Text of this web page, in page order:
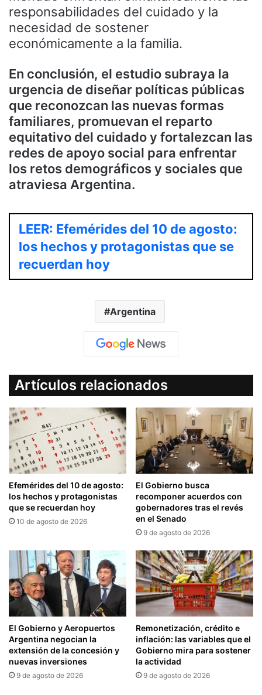
responsabilidades del cuidado y la
necesidad de sostener
económicamente a la familia.
En conclusión, el estudio subraya la
urgencia de diseñar políticas públicas
que reconozcan las nuevas formas
familiares, promuevan el reparto
equitativo del cuidado y fortalezcan las
redes de apoyo social para enfrentar
los retos demográficos y sociales que
atraviesa Argentina.
LEER: Efemérides del 10 de agosto:
los hechos y protagonistas que se
recuerdan hoy
Argentina
Artículos relacionados
Efemérides del 10 de agosto:
los hechos y protagonistas
que se recuerdan hoy
10 de agosto de 2026
El Gobierno busca
recomponer acuerdos con
gobernadores tras el revés
en el Senado
9 de agosto de 2026
El Gobierno y Aeropuertos
Argentina negocian la
extensión de la concesión y
nuevas inversiones
9 de agosto de 2026
Remonetización, crédito e
inflación: las variables que el
Gobierno mira para sostener
la actividad
9 de agosto de 2026